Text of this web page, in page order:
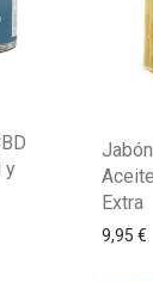
y
Extra
9,95 €